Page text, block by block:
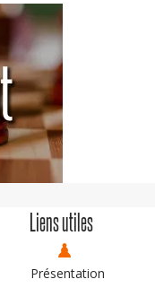
Liens utiles
Présentation